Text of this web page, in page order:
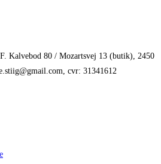
Kalvebod 80 / Mozartsvej 13 (butik), 2450
cvr: 31341612